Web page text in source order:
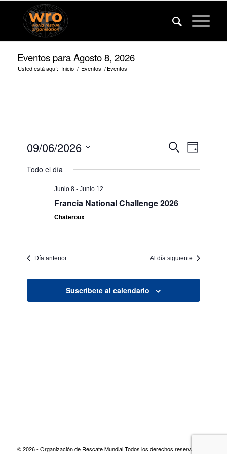
Eventos para Agosto 8, 2026
Usted está aquí: Inicio / Eventos / Eventos
Eventos
de
BuscarEvento
Vistas
de
Día
09/06/2026
de
Todo el día
Junio 8 -Junio 12
Francia National Challenge 2026
Chateroux
Día anterior Al día siguiente
Suscríbete al calendario
© 2026 - Organización de Rescate Mundial Todos los derechos reservados |